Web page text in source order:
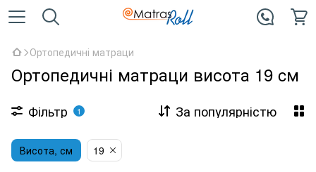
Ортопедичні матраци
Ортопедичні матраци висота 19 cм
Фільтр 1 За популярністю
Висота, см 19